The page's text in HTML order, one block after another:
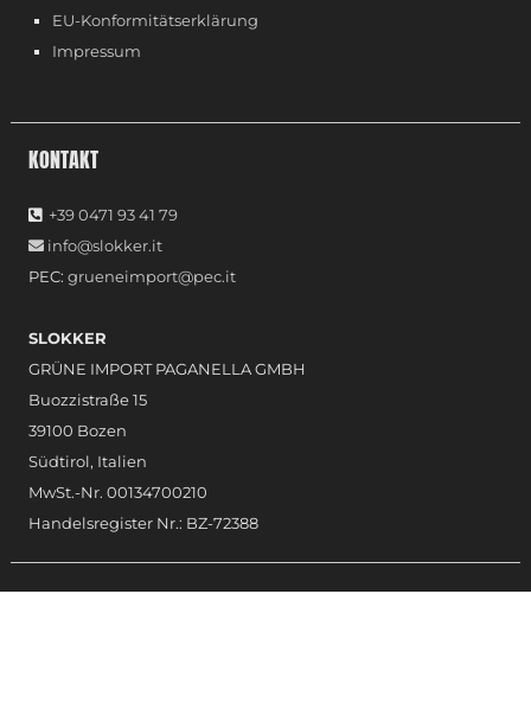
EU-Konformitätserklärung
Impressum
KONTAKT
+39 0471 93 41 79
info@slokker.it
PEC:grueneimport@pec.it
SLOKKER
GRÜNE IMPORT PAGANELLA GMBH
Buozzistraße 15
39100 Bozen
Südtirol, Italien
MwSt.-Nr. 00134700210
Handelsregister Nr.: BZ-72388